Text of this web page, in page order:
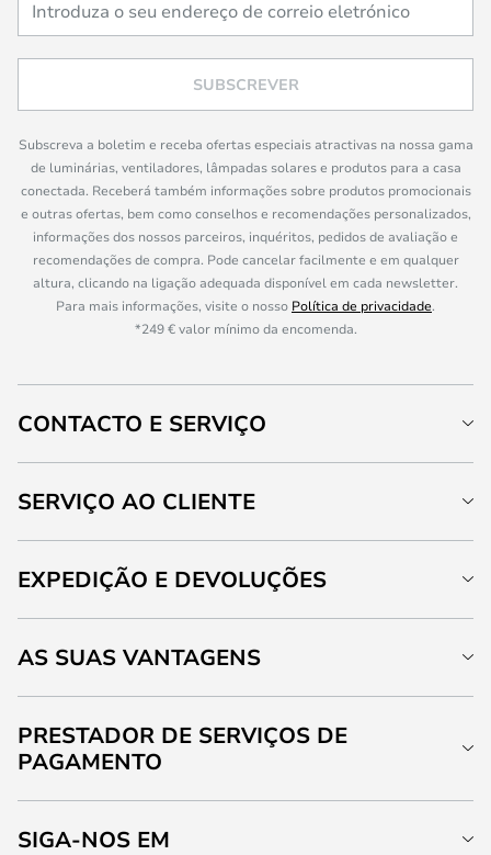
SUBSCREVER
Subscreva a boletim e receba ofertas especiais atractivas na nossa gama
de luminárias, ventiladores, lâmpadas solares e produtos para a casa
conectada. Receberá também informações sobre produtos promocionais
e outras ofertas, bem como conselhos e recomendações personalizados,
informações dos nossos parceiros, inquéritos, pedidos de avaliação e
recomendações de compra. Pode cancelar facilmente e em qualquer
altura, clicando na ligação adequada disponível em cada newsletter.
Para mais informações, visite o nosso Política de privacidade.
*249 € valor mínimo da encomenda.
CONTACTO E SERVIÇO
SERVIÇO AO CLIENTE
EXPEDIÇÃO E DEVOLUÇÕES
AS SUAS VANTAGENS
PRESTADOR DE SERVIÇOS DE
PAGAMENTO
SIGA-NOS EM